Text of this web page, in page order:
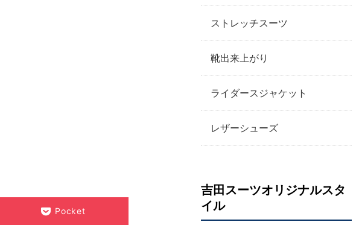
Pocket
ストレッチスーツ
靴出来上がり
ライダースジャケット
レザーシューズ
吉田スーツオリジナルスタ
イル